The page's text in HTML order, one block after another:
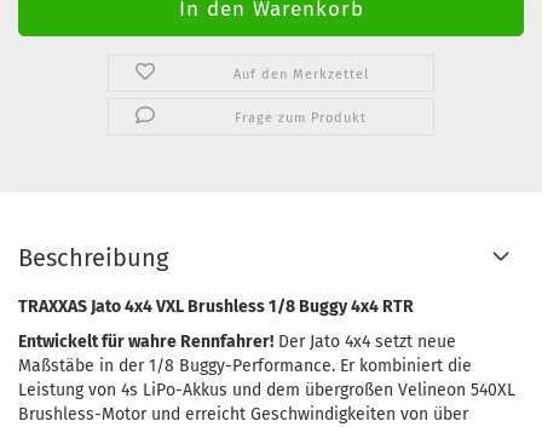
Auf den Merkzettel
Frage zum Produkt
Beschreibung
TRAXXAS Jato 4x4 VXL Brushless 1/8 Buggy 4x4 RTR
Entwickelt für wahre Rennfahrer! Der Jato 4x4 setzt neue
Maßstäbe in der 1/8 Buggy-Performance. Er kombiniert die
Leistung von 4s LiPo-Akkus und dem übergroßen Velineon 540XL
Brushless-Motor und erreicht Geschwindigkeiten von über